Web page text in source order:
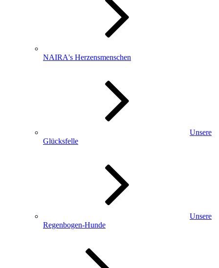
NAIRA's Herzensmenschen
Unsere
Glücksfelle
Unsere
Regenbogen-Hunde